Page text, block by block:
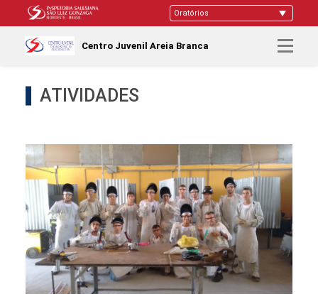
Centro Juvenil Areia Branca
ATIVIDADES